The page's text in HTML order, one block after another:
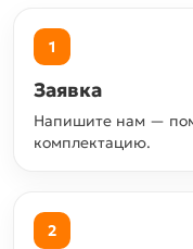
1
Заявка
Напишите нам —
комплектацию.
2